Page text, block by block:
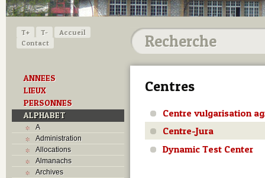
T+ T-
Accueil
Contact
ANNEES
LIEUX
PERSONNES
ALPHABET
A
Administration
Allocations
Almanachs
Archives
Centres
Centre vulgarisation
Centre-Jura
Dynamic Test Center